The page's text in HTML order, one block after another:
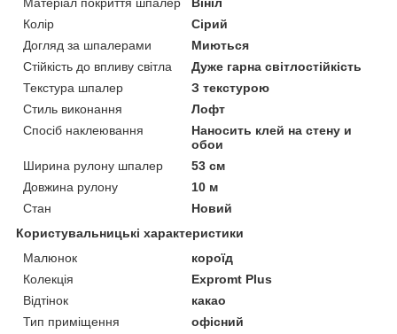
Колір
Сірий
Догляд за шпалерами
Миються
Стійкість до впливу світла
Дуже гарна світлостійкість
Текстура шпалер
З текстурою
Стиль виконання
Лофт
Спосіб наклеювання
Наносить клей на стену и
обои
Ширина рулону шпалер
53 см
Довжина рулону
10 м
Стан
Новий
Користувальницькі характеристики
Малюнок
короїд
Колекція
Expromt Plus
Відтінок
какао
Тип приміщення
офісний